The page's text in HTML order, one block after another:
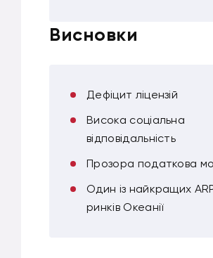
Висновки
Дефіцит ліцензій
Висока соціальна
відповідальність
Прозора податкова
Один із найкращих
ринків Океанії